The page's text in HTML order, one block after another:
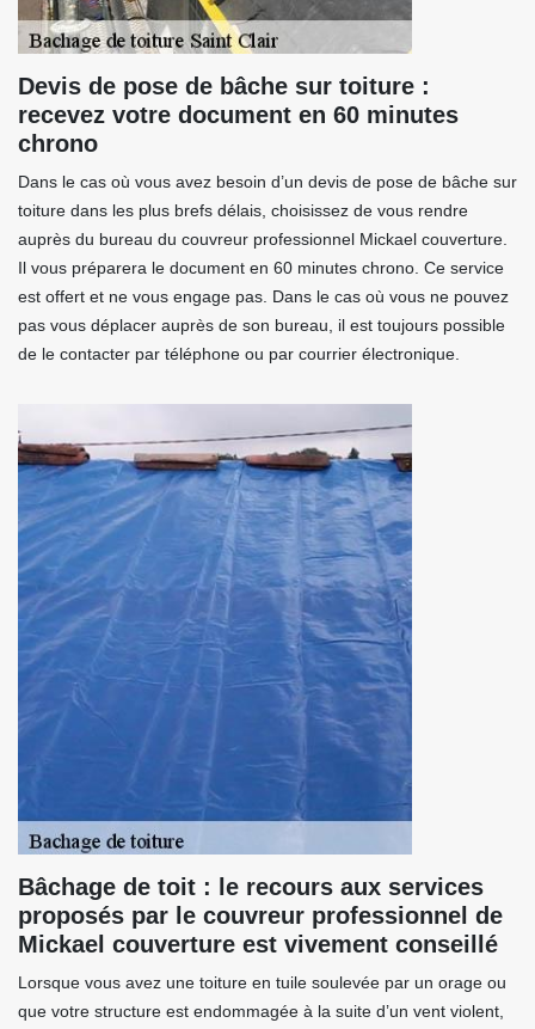
Devis de pose de bâche sur toiture :
recevez votre document en 60 minutes
chrono
Dans le cas où vous avez besoin d’un devis de pose de bâche sur
toiture dans les plus brefs délais, choisissez de vous rendre
auprès du bureau du couvreur professionnel Mickael couverture.
Il vous préparera le document en 60 minutes chrono. Ce service
est offert et ne vous engage pas. Dans le cas où vous ne pouvez
pas vous déplacer auprès de son bureau, il est toujours possible
de le contacter par téléphone ou par courrier électronique.
Bâchage de toit : le recours aux services
proposés par le couvreur professionnel de
Mickael couverture est vivement conseillé
Lorsque vous avez une toiture en tuile soulevée par un orage ou
que votre structure est endommagée à la suite d’un vent violent,